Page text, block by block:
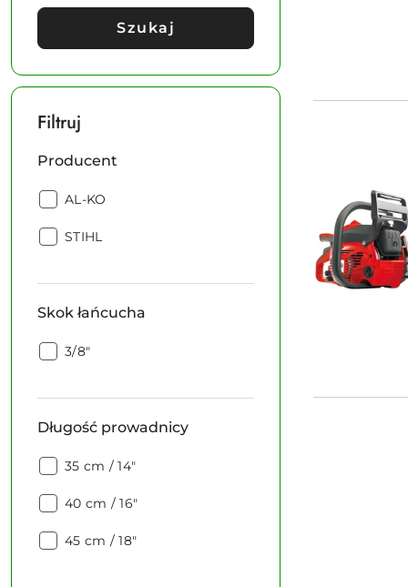
Szukaj
Filtruj
Producent
Producent:
AL-KO
Producent:
STIHL
Skok łańcucha
Skok
3/8"
Długość prowadnicy
Długość
35 cm / 14"
Długość
40 cm / 16"
Długość
45 cm / 18"